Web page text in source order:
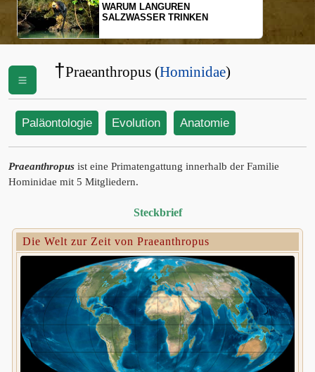
WARUM LANGUREN
SALZWASSER TRINKEN
†Praeanthropus (Hominidae)
Paläontologie Evolution Anatomie
Praeanthropus ist eine Primatengattung innerhalb der Familie
Hominidae mit 5 Mitgliedern.
Steckbrief
Die Welt zur Zeit von Praeanthropus